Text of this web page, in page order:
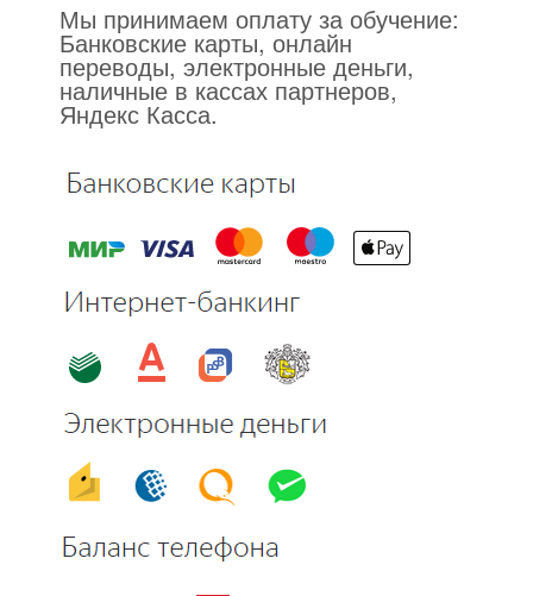
Мы принимаем оплату за обучение:
Банковские карты, онлайн
переводы, электронные деньги,
наличные в кассах партнеров,
Яндекс Касса.